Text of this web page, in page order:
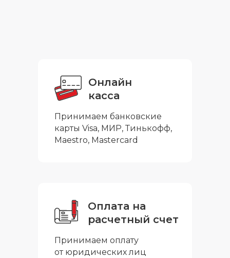
Онлайн
касса
Принимаем банковские
карты Visa, МИР, Тинькофф,
Maestro, Mastercard
Оплата на
расчетный счет
Принимаем оплату
от юридических лиц